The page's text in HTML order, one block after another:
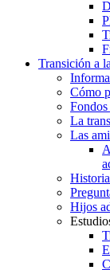
Transición a
Cómo
La
Las
Hijos